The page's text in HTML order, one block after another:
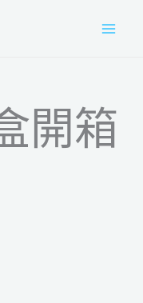
開箱